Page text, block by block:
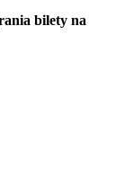
bilety na